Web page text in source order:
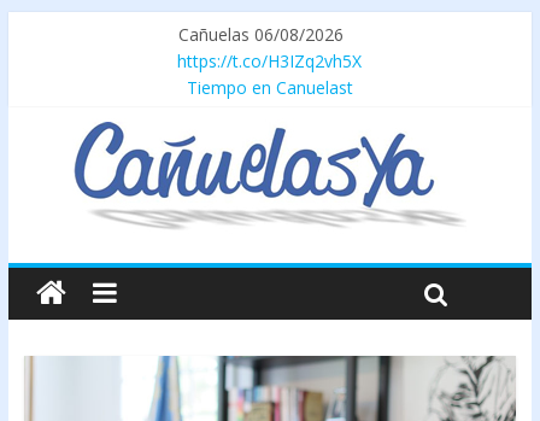
Cañuelas 06/08/2026
https://t.co/H3IZq2vh5X
Tiempo en Canuelast